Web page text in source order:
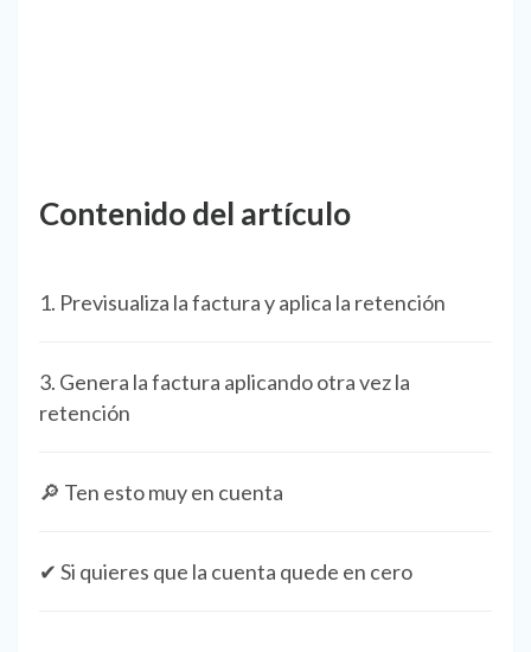
Contenido del artículo
1. Previsualiza la factura y aplica la retención
3. Genera la factura aplicando otra vez la
retención
🔎 Ten esto muy en cuenta
✔ Si quieres que la cuenta quede en cero